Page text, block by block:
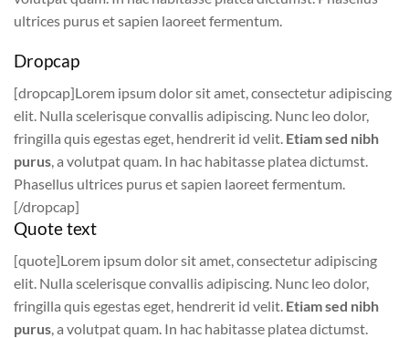
ultrices purus et sapien laoreet fermentum.
Dropcap
[dropcap]Lorem ipsum dolor sit amet, consectetur adipiscing
elit. Nulla scelerisque convallis adipiscing. Nunc leo dolor,
fringilla quis egestas eget, hendrerit id velit. Etiam sed nibh
purus, a volutpat quam. In hac habitasse platea dictumst.
Phasellus ultrices purus et sapien laoreet fermentum.
[/dropcap]
Quote text
[quote]Lorem ipsum dolor sit amet, consectetur adipiscing
elit. Nulla scelerisque convallis adipiscing. Nunc leo dolor,
fringilla quis egestas eget, hendrerit id velit. Etiam sed nibh
purus , a volutpat quam. In hac habitasse platea dictumst.